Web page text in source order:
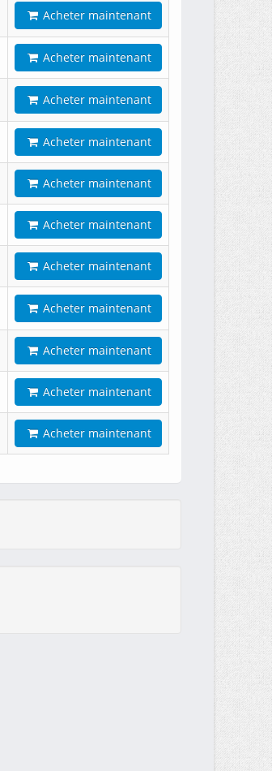
Acheter maintenant
Acheter maintenant
Acheter maintenant
Acheter maintenant
Acheter maintenant
Acheter maintenant
Acheter maintenant
Acheter maintenant
Acheter maintenant
Acheter maintenant
Acheter maintenant